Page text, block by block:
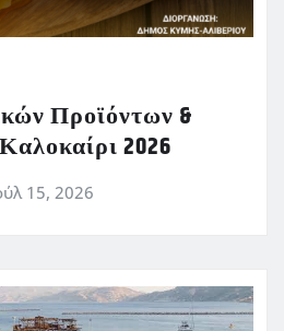
Προϊόντων &
2026
15, 2026